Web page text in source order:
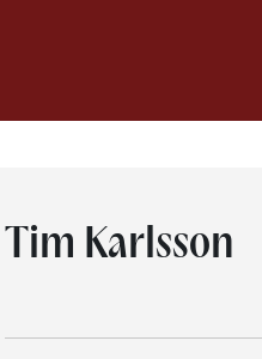
Tim Karlsson